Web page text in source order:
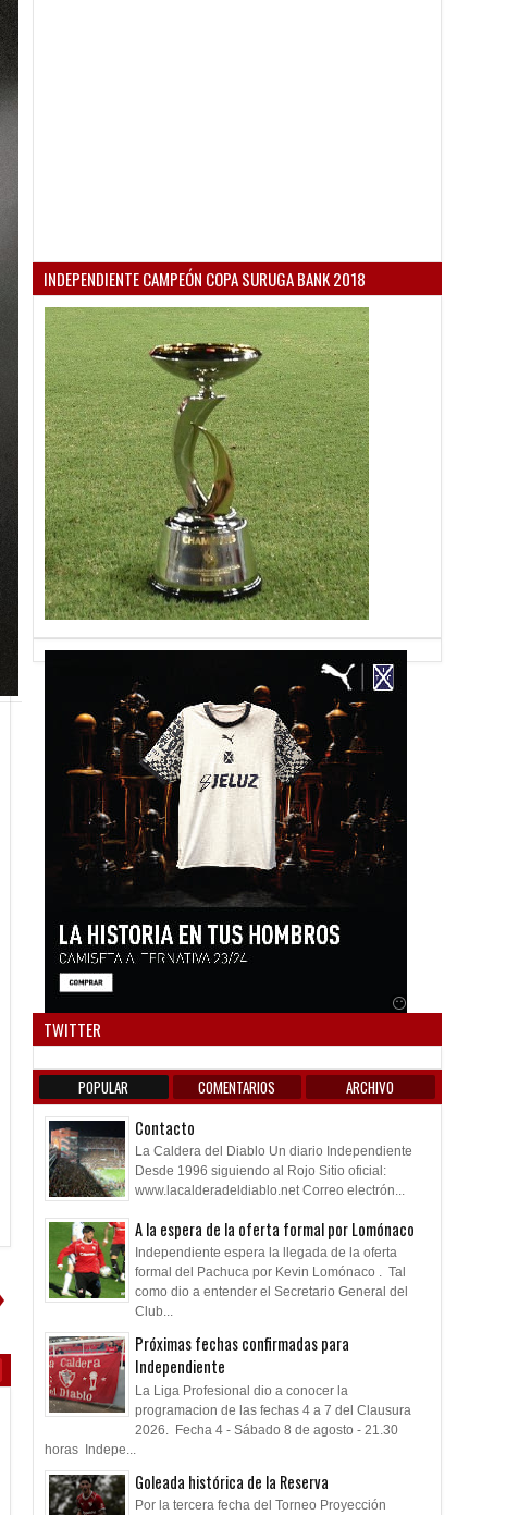
INDEPENDIENTE CAMPEÓN COPA SURUGA BANK 2018
TWITTER
POPULAR COMENTARIOS ARCHIVO
Contacto
La Caldera del Diablo Un diario Independiente
Desde 1996 siguiendo al Rojo Sitio oficial:
www.lacalderadeldiablo.net Correo electrón...
A la espera de la oferta formal por Lomónaco
Independiente espera la llegada de la oferta
formal del Pachuca por Kevin Lomónaco . Tal
como dio a entender el Secretario General del
Club...
Próximas fechas confirmadas para
Independiente
La Liga Profesional dio a conocer la
programacion de las fechas 4 a 7 del Clausura
2026. Fecha 4 - Sábado 8 de agosto - 21.30
horas Indepe...
Goleada histórica de la Reserva
Por la tercera fecha del Torneo Proyección